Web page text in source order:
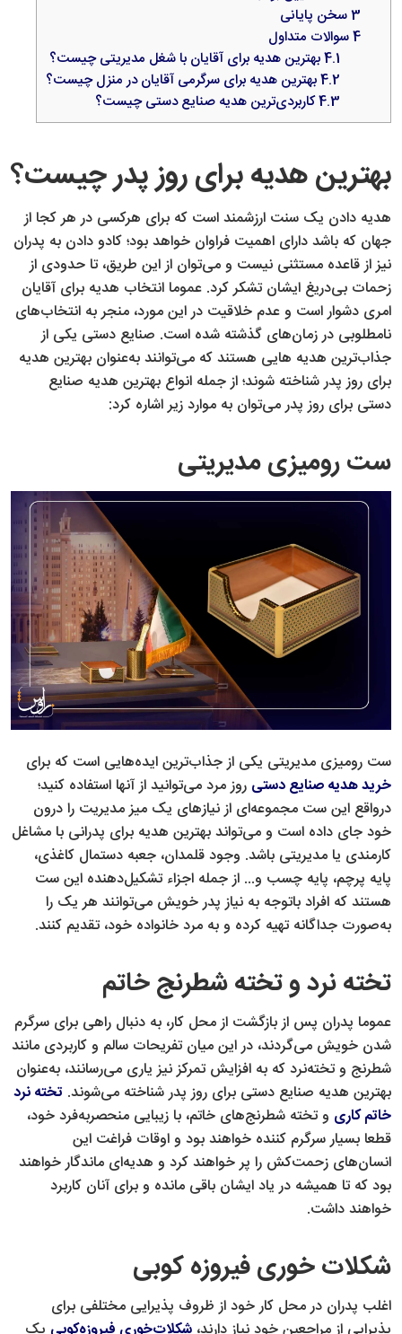
3سخن پایانی
4سوالات متداول
4.1بهترین هدیه برای آقایان با شغل مدیریتی چیست؟
4.2بهترین هدیه برای سرگرمی آقایان در منزل چیست؟
4.3کاربردی‌ترین هدیه صنایع دستی چیست؟
بهترین هدیه برای روز پدر چیست؟
هدیه دادن یک سنت ارزشمند است که برای هرکسی در هر کجا از
جهان که باشد دارای اهمیت فراوان خواهد بود؛ کادو دادن به پدران
نیز از قاعده مستثنی نیست و می‌توان از این طریق، تا حدودی از
زحمات بی‌دریغ ایشان تشکر کرد. عموما انتخاب هدیه برای آقایان
امری دشوار است و عدم خلاقیت در این مورد، منجر به انتخاب‌های
نامطلوبی در زمان‌های گذشته شده است. صنایع دستی یکی از
جذاب‌ترین هدیه ‎هایی هستند که می‌توانند به‌عنوان بهترین هدیه
برای روز پدر شناخته شوند؛ از جمله انواع بهترین هدیه صنایع
دستی برای روز پدر می‌توان به موارد زیر اشاره کرد:
ست رومیزی مدیریتی
ست رومیزی مدیریتی یکی از جذاب‌ترین ایده‌هایی است که برای
خرید هدیه صنایع دستی
روز مرد می‌توانید از آن‎ها استفاده کنید؛
درواقع این ست مجموعه‌ای از نیازهای یک میز مدیریت را درون
خود جای داده است و می‌تواند بهترین هدیه برای پدرانی با مشاغل
کارمندی یا مدیریتی باشد. وجود قلمدان، جعبه دستمال کاغذی،
پایه پرچم، پایه چسب و... از جمله اجزاء تشکیل‌دهنده این ست
هستند که افراد باتوجه به نیاز پدر خویش می‌توانند هر یک را
به‌صورت جداگانه تهیه کرده و به مرد خانواده خود، تقدیم کنند.
تخته نرد و تخته شطرنج خاتم
عموما پدران پس از بازگشت از محل کار، به دنبال راهی برای سرگرم
شدن خویش می‌گردند، در این میان تفریحات سالم و کاربردی مانند
شطرنج و تخته‌نرد که به افزایش تمرکز نیز یاری می‌رسانند، به‌عنوان
بهترین هدیه صنایع دستی برای روز پدر شناخته می‌شوند. تخته نرد
خاتم کاری و تخته شطرنج‌های خاتم، با زیبایی منحصربه‌فرد خود،
قطعا بسیار سرگرم کننده‌ خواهند بود و اوقات فراغت این
انسان‌های زحمت‌کش را پر خواهند کرد و هدیه‌ای ماندگار خواهند
بود که تا همیشه در یاد ایشان باقی مانده و برای آنان کاربرد
خواهند داشت.
شکلات خوری فیروزه کوبی
اغلب پدران در محل کار خود از ظروف پذیرایی مختلفی برای